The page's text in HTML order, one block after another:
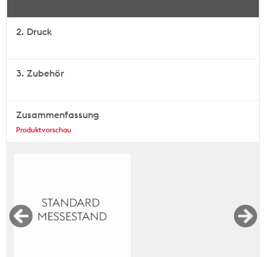
2. Druck
3. Zubehör
Zusammenfassung
Produktvorschau